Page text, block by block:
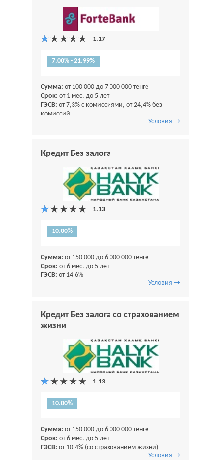
7.00% - 21.99%
Сумма: от 100 000 до 7 000 000 тенге
Срок: от 1 мес. до 5 лет
ГЭСВ: от 7,3% с комиссиями, от 24,4% без
комиссий
Условия →
Кредит Без залога
10.00%
Сумма: от 150 000 до 6 000 000 тенге
Срок: от 6 мес. до 5 лет
ГЭСВ: от 14,6%
Условия →
Кредит Без залога со страхованием
жизни
10.00%
Сумма: от 150 000 до 6 000 000 тенге
Срок: от 6 мес. до 5 лет
ГЭСВ: от 10.4% (со страхованием жизни)
Условия →